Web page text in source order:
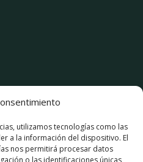
utilizamos tecnologías como las
a la información del dispositivo. El
nos permitirá procesar datos
o las identificaciones únicas